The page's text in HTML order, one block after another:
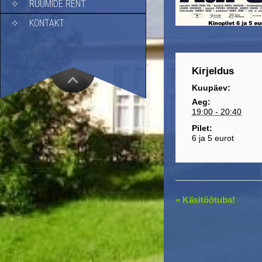
RUUMIDE RENT
KONTAKT
Kirjeldus
Kuupäev:
Aeg:
19:00 - 20:40
Pilet:
6 ja 5 eurot
E
« Käsitöötuba!